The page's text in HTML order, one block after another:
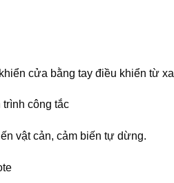
cửa bằng tay điều khiển từ xa
công tắc
vật cản, cảm biến tự dừng.